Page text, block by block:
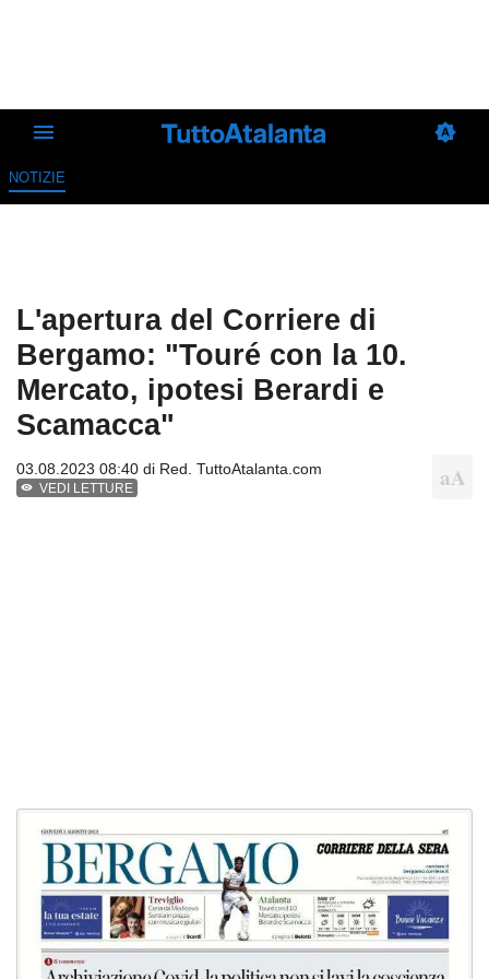
NOTIZIE
L'apertura del Corriere di
Bergamo: "Touré con la 10.
Mercato, ipotesi Berardi e
Scamacca"
03.08.2023 08:40 di Red. TuttoAtalanta.com
VEDI LETTURE